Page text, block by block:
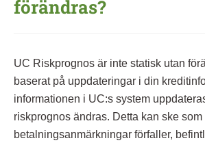
förändras?
UC Riskprognos är inte statisk utan
baserat på uppdateringar i din
informationen i UC:s system
riskprognos ändras. Detta kan ske som
betalningsanmärkningar förfaller,